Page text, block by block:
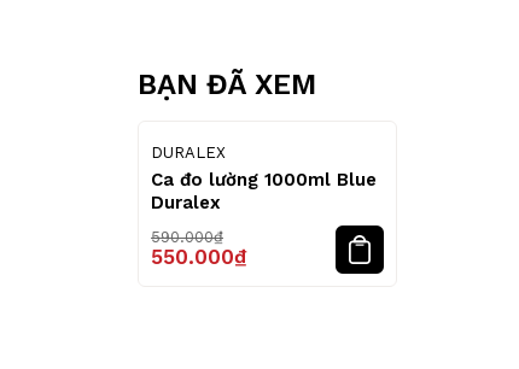
BẠN ĐÃ XEM
DURALEX
Ca đo lường 1000ml Blue
Duralex
590.000₫
550.000₫